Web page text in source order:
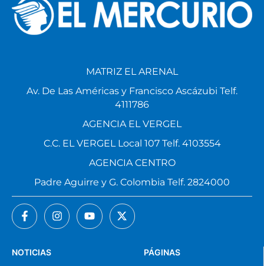
PÁGINAS
NOTICIAS
MATRIZ EL ARENAL
Av. De Las Américas y Francisco Ascázubi Telf.
4111786
AGENCIA EL VERGEL
C.C. EL VERGEL Local 107 Telf. 4103554
AGENCIA CENTRO
Padre Aguirre y G. Colombia Telf. 2824000